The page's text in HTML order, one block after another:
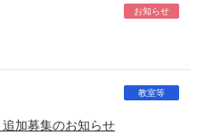
お知らせ
教室等
加募集のお知らせ